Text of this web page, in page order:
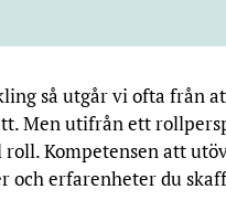
så utgår vi ofta från
Men utifrån ett
Kompetensen att
och erfarenheter du